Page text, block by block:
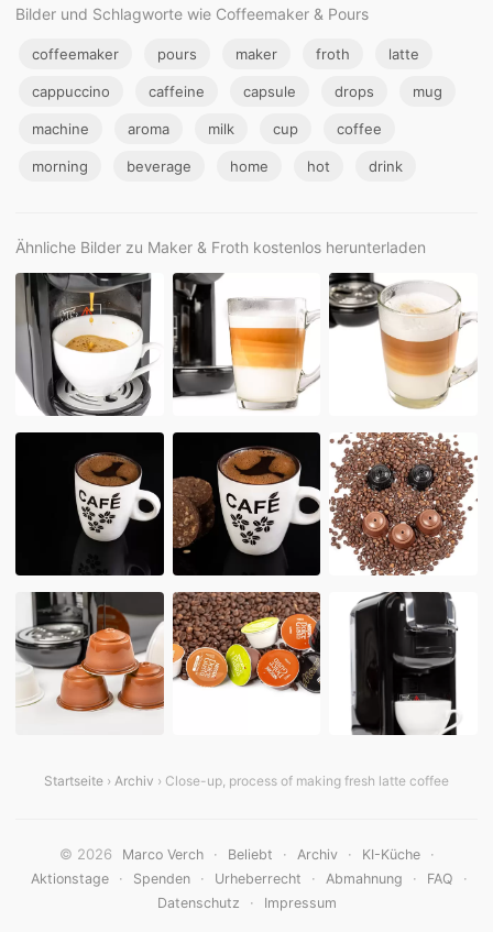
Bilder und Schlagworte wie Coffeemaker & Pours
coffeemaker pours maker froth latte
cappuccino caffeine capsule drops mug
machine aroma milk cup coffee
morning beverage home hot drink
Ähnliche Bilder zu Maker & Froth kostenlos herunterladen
Startseite › Archiv › Close-up, process of making fresh latte coffee
© 2026 Marco Verch · Beliebt · Archiv · KI-Küche ·
Aktionstage · Spenden · Urheberrecht · Abmahnung · FAQ ·
Datenschutz · Impressum